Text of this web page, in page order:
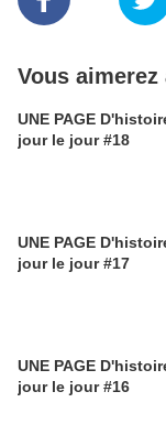
Vous aimerez
UNE PAGE
jour le jour #18
UNE PAGE
jour le jour #17
UNE PAGE
jour le jour #16